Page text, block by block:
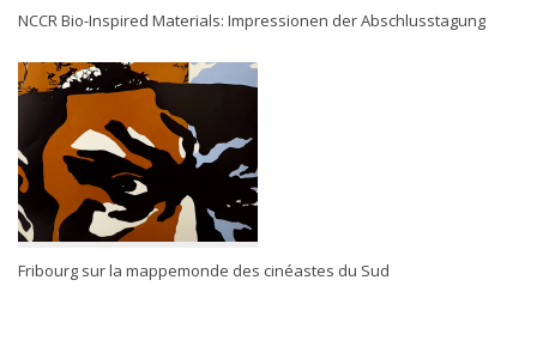
NCCR Bio-Inspired Materials: Impressionen der Abschlusstagung
Fribourg sur la mappemonde des cinéastes du Sud